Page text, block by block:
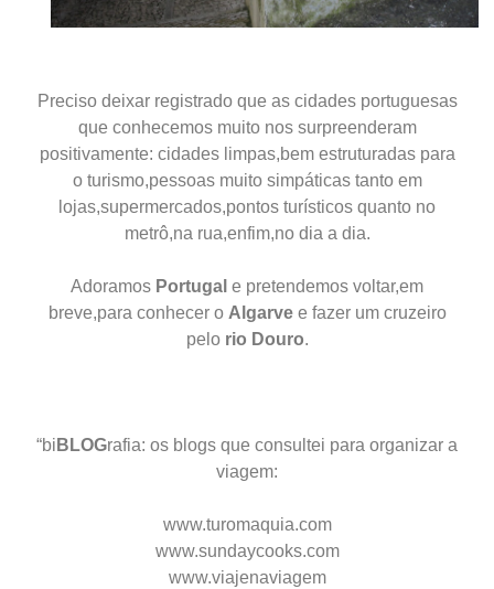
Preciso deixar registrado que as cidades portuguesas
que conhecemos muito nos surpreenderam
positivamente: cidades limpas,bem estruturadas para
o turismo,pessoas muito simpáticas tanto em
lojas,supermercados,pontos turísticos quanto no
metrô,na rua,enfim,no dia a dia.
Adoramos Portugal e pretendemos voltar,em
breve,para conhecer o Algarvee fazer um cruzeiro
pelo rio Douro.
“bi BLOGrafia: os blogs que consultei para organizar a
viagem:
www.turomaquia.com
www.sundaycooks.com
www.viajenaviagem